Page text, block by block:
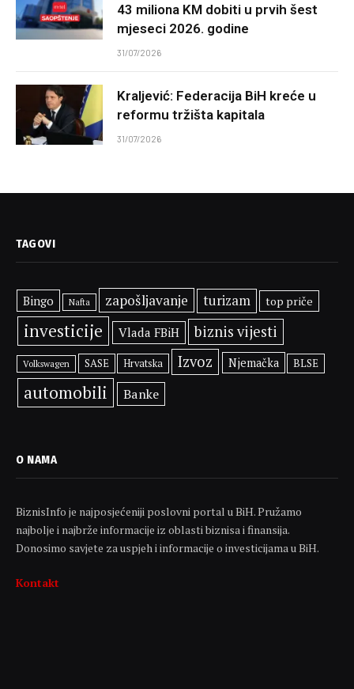
43 miliona KM dobiti u prvih šest
mjeseci 2026. godine
31/07/2026
Kraljević: Federacija BiH kreće u
reformu tržišta kapitala
31/07/2026
TAGOVI
Bingo Nafta zapošljavanje turizam top priče
investicije Vlada FBiH biznis vijesti
Volkswagen SASE Hrvatska Izvoz Njemačka BLSE
automobili Banke
O NAMA
BiznisInfo je najposjećeniji poslovni portal u BiH. Pružamo
najbolje i najbrže informacije iz oblasti biznisa i finansija.
Donosimo savjete za uspjeh i informacije o investicijama u BiH.
Kontakt